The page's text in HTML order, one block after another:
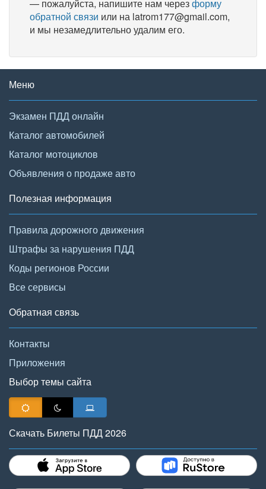
— пожалуйста, напишите нам черезформу
обратной связи или на latrom177@gmail.com,
и мы незамедлительно удалим его.
Меню
Экзамен ПДД онлайн
Каталог автомобилей
Каталог мотоциклов
Объявления о продаже авто
Полезная информация
Правила дорожного движения
Штрафы за нарушения ПДД
Коды регионов России
Все сервисы
Обратная связь
Контакты
Приложения
Выбор темы сайта
Скачать Билеты ПДД 2026